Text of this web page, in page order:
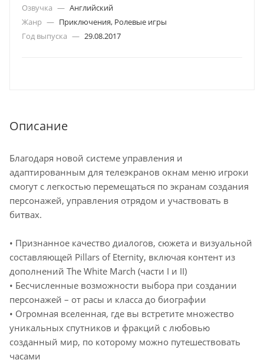
Озвучка — Английский
Жанр — Приключения, Ролевые игры
Год выпуска — 29.08.2017
Описание
Благодаря новой системе управления и
адаптированным для телеэкранов окнам меню игроки
смогут с легкостью перемещаться по экранам создания
персонажей, управления отрядом и участвовать в
битвах.
• Признанное качество диалогов, сюжета и визуальной
составляющей Pillars of Eternity, включая контент из
дополнений The White March (части I и II)
• Бесчисленные возможности выбора при создании
персонажей – от расы и класса до биографии
• Огромная вселенная, где вы встретите множество
уникальных спутников и фракций с любовью
созданный мир, по которому можно путешествовать
часами